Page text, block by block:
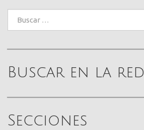
Buscar en la red
Secciones